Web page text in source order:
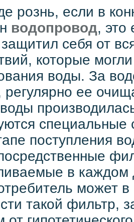
рознь, если в
водопровод, это
себя от
которые
воды. За
регулярно ее
воды
поступления
в
может
такой фильтр,